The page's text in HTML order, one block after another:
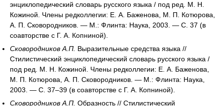
энциклопедический словарь русского языка / под ред. М. Н.
Кожиной. Члены редколлегии: Е. А. Баженова, М. П. Котюрова,
А. П. Сковородников. — М.: Флинта: Наука, 2003. — С. 37 (в
соавторстве с Г. А. Копниной).
Сковородников А.П. Выразительные средства языка //
Стилистический энциклопедический словарь русского языка /
под ред. М. Н. Кожиной. Члены редколлегии: Е. А. Баженова,
М. П. Котюрова, А. П. Сковородников. — М.: Флинта: Наука,
2003. — С. 37–39 (в соавторстве с Г. А. Копниной).
Сковородников А.П. Образность // Стилистический